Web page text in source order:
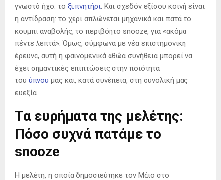
γνωστό ήχο: το ξυπνητήρι. Και σχεδόν εξίσου κοινή είναι
η αντίδραση: το χέρι απλώνεται μηχανικά και πατά το
κουμπί αναβολής, το περιβόητο snooze, για «ακόμα
πέντε λεπτά». Όμως, σύμφωνα με νέα επιστημονική
έρευνα, αυτή η φαινομενικά αθώα συνήθεια μπορεί να
έχει σημαντικές επιπτώσεις στην ποιότητα
του ύπνου μας και, κατά συνέπεια, στη συνολική μας
ευεξία.
Τα ευρήματα της μελέτης:
Πόσο συχνά πατάμε το
snooze
Η μελέτη, η οποία δημοσιεύτηκε τον Μάιο στο